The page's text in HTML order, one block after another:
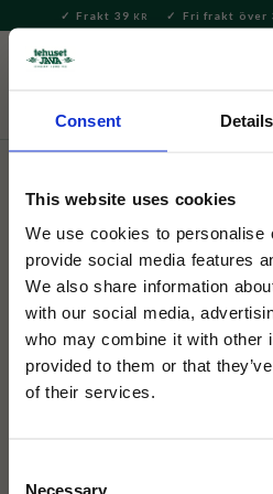
Consent Details
This website uses cookies
We use cookies to personalise
provide social media features
We also share information
with our social media,
who may combine it with other
provided to them or that
of their services.
Necessary
Meny
Frakt 39 KR Fri frakt över
Hem & Inredningsdetaljer
Selected by Tehuset Java
Pussel Cheese &
Pusslet för ost- och vinälskare!
lägger de 500 bitarna. Poster med